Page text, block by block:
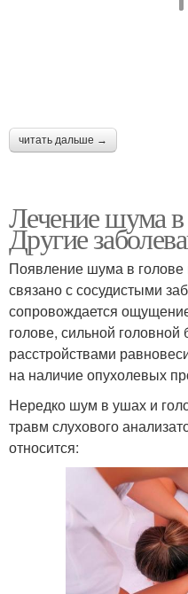
читать дальше →
Лечение шума
Другие
Появление шума в
связано с сосудистыми
сопровождается
голове, сильной
расстройствами
на наличие опухолевых
Нередко шум в ушах и
травм слухового
относится: